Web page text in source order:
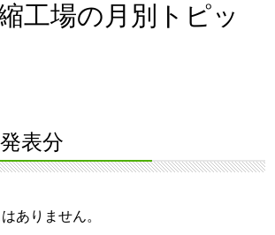
工場の月別トピッ
表分
ありません。